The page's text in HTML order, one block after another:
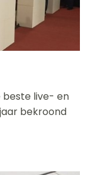
beste live- en
bekroond